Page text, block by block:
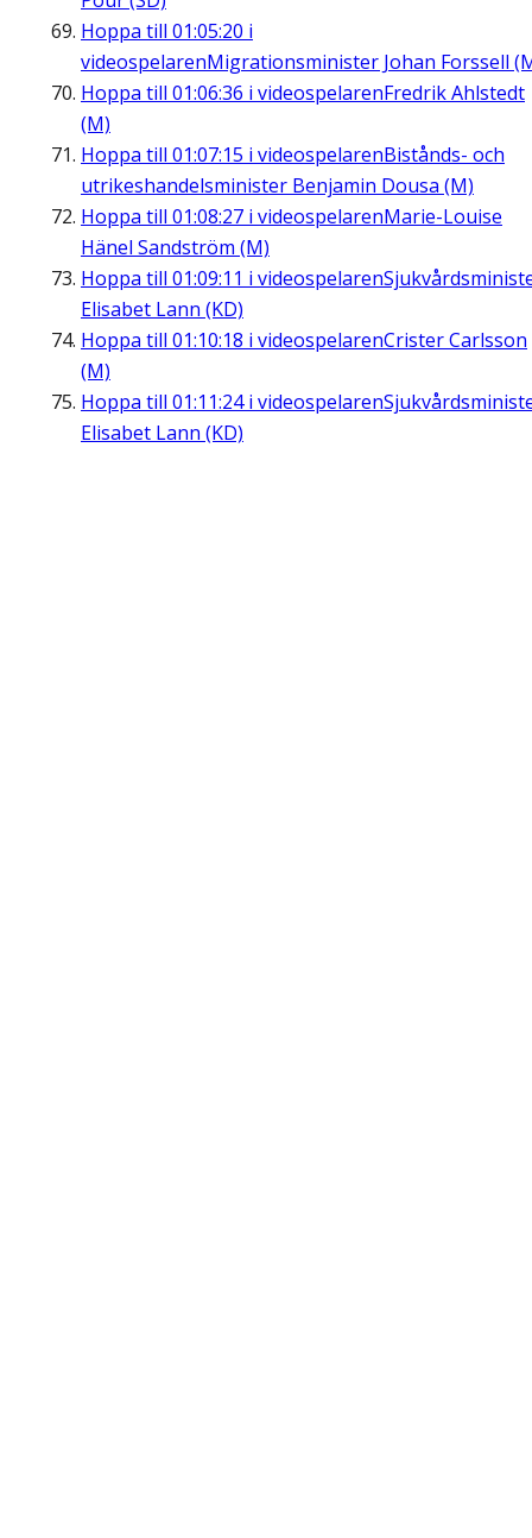
Hoppa till 01:05:20 i
videospelarenMigrationsminister Johan Forssell
Hoppa till 01:06:36 i videospelarenFredrik Ahlstedt
(M)
Hoppa till 01:07:15 i videospelarenBistånds- och
utrikeshandelsminister Benjamin Dousa (M)
Hoppa till 01:08:27 i videospelarenMarie-Louise
Hänel Sandström (M)
Hoppa till 01:09:11 i videospelaren
Elisabet Lann (KD)
Hoppa till 01:10:18 i videospelarenCrister Carlsson
(M)
Hoppa till 01:11:24i videospelaren
Elisabet Lann (KD)